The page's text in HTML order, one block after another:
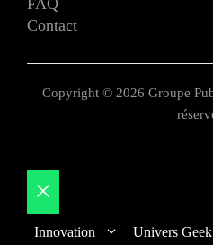
Contact
Copyright © 2026 Groupe
Fermer
Innovation Univers Geek